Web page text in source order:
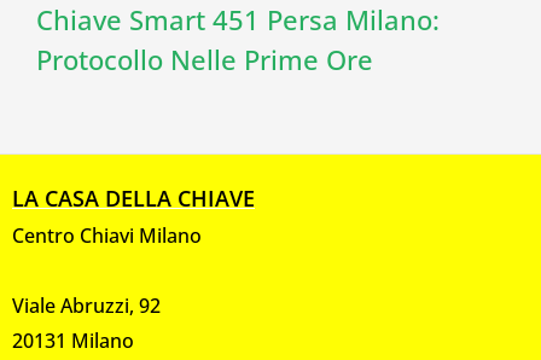
Chiave Smart 451 Persa Milano:
Protocollo Nelle Prime Ore
LA CASA DELLA CHIAVE
Centro Chiavi Milano
Viale Abruzzi, 92
20131 Milano